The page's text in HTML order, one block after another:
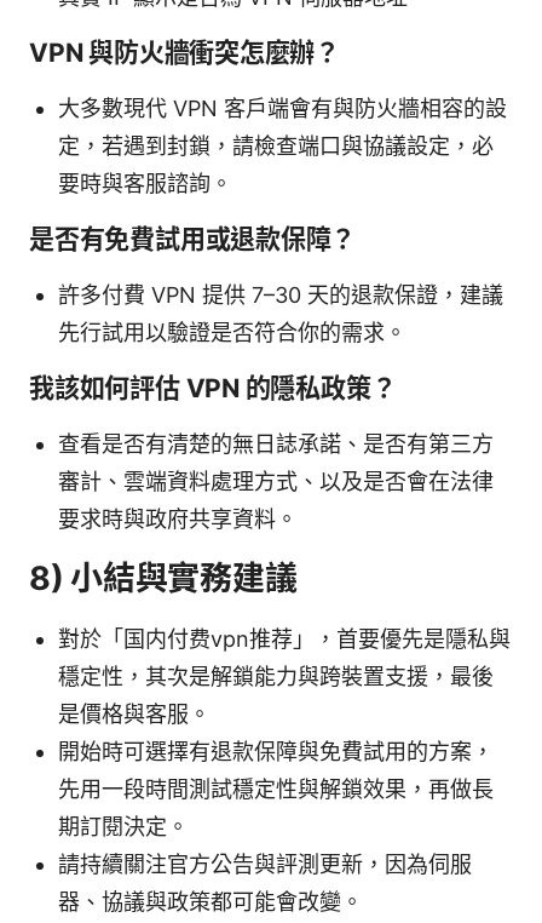
VPN 與防火牆衝突怎麼辦？
大多數現代 VPN 客戶端會有與防火牆相容的設
定，若遇到封鎖，請檢查端口與協議設定，必
要時與客服諮詢。
是否有免費試用或退款保障？
許多付費 VPN 提供 7–30 天的退款保證，建議
先行試用以驗證是否符合你的需求。
我該如何評估 VPN 的隱私政策？
查看是否有清楚的無日誌承諾、是否有第三方
審計、雲端資料處理方式、以及是否會在法律
要求時與政府共享資料。
8) 小結與實務建議
對於「国内付费vpn推荐」，首要優先是隱私與
穩定性，其次是解鎖能力與跨裝置支援，最後
是價格與客服。
開始時可選擇有退款保障與免費試用的方案，
先用一段時間測試穩定性與解鎖效果，再做長
期訂閱決定。
請持續關注官方公告與評測更新，因為伺服
器、協議與政策都可能會改變。